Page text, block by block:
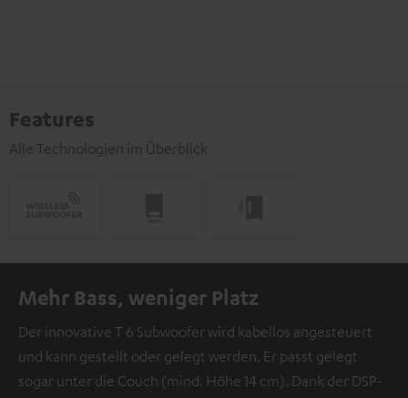
Features
Alle Technologien im Überblick
Mehr Bass, weniger Platz
Der innovative T 6 Subwoofer wird kabellos angesteuert
und kann gestellt oder gelegt werden. Er passt gelegt
sogar unter die Couch (mind. Höhe 14 cm). Dank der DSP-